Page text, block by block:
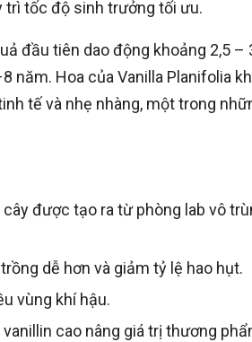
trì tốc độ sinh trưởng tối ưu.
đầu tiên dao động khoảng 2,5
năm. Hoa của Vanilla Planifolia
tế và nhẹ nhàng, một trong
cây được tạo ra từ phòng lab vô
dễ hơn và giảm tỷ lệ hao hụt.
vùng khí hậu.
cao nâng giá trị thương